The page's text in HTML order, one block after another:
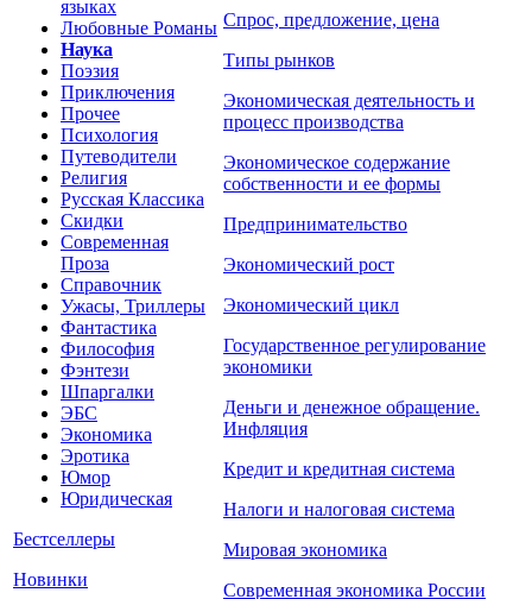
языках
Любовные Романы
Наука
Поэзия
Приключения
Прочее
Психология
Путеводители
Религия
Русская Классика
Скидки
Современная
Проза
Справочник
Ужасы, Триллеры
Фантастика
Философия
Фэнтези
Шпаргалки
ЭБС
Экономика
Эротика
Юмор
Юридическая
Бестселлеры
Новинки
Спрос, предложение, цена
Типы рынков
Экономическая деятельность и
процесс производства
Экономическое содержание
собственности и ее формы
Предпринимательство
Экономический рост
Экономический цикл
Государственное регулирование
экономики
Деньги и денежное обращение.
Инфляция
Кредит и кредитная система
Налоги и налоговая система
Мировая экономика
Современная экономика России